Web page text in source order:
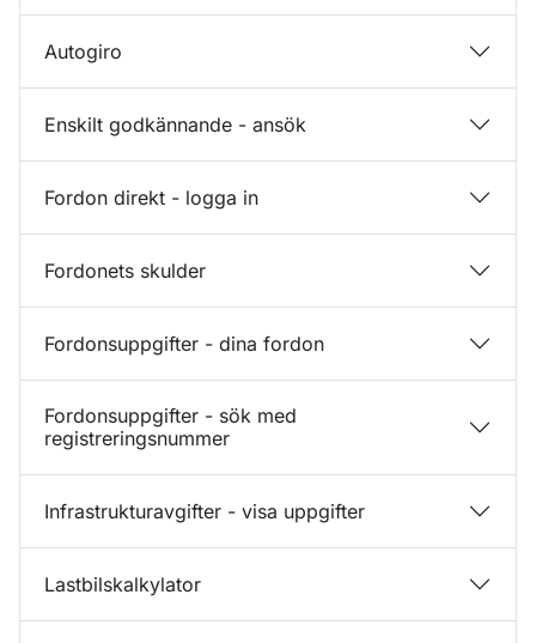
Autogiro
Enskilt godkännande - ansök
Fordon direkt - logga in
Fordonets skulder
Fordonsuppgifter - dina fordon
Fordonsuppgifter - sök med
registreringsnummer
Infrastrukturavgifter - visa uppgifter
Lastbilskalkylator